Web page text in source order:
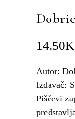
14.50
Autor:
Izdavač:
Piščevi